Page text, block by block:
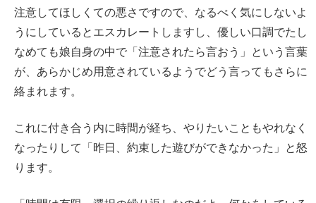
注意してほしくての悪さですので、なるべく気にしないよ
うにしているとエスカレートしますし、優しい口調でたし
なめても娘自身の中で「注意されたら言おう」という言葉
が、あらかじめ用意されているようでどう言ってもさらに
絡まれます。
これに付き合う内に時間が経ち、やりたいこともやれなく
なったりして「昨日、約束した遊びができなかった」と怒
ります。